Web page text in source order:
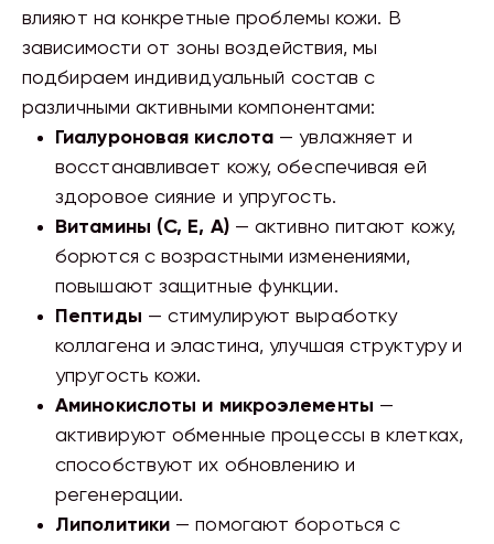
влияют на конкретные проблемы кожи. В
зависимости от зоны воздействия, мы
подбираем индивидуальный состав с
различными активными компонентами:
Гиалуроновая кислота — увлажняет и
восстанавливает кожу, обеспечивая ей
здоровое сияние и упругость.
Витамины (С, Е, А)— активно питают кожу,
борются с возрастными изменениями,
повышают защитные функции.
Пептиды — стимулируют выработку
коллагена и эластина, улучшая структуру и
упругость кожи.
Аминокислоты и микроэлементы —
активируют обменные процессы в клетках,
способствуют их обновлению и
регенерации.
Липолитики — помогают бороться с